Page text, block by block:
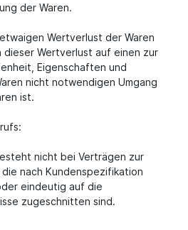
der Waren.
Wertverlust der Waren
dieser Wertverlust auf einen zur
Eigenschaften und
nicht notwendigen Umgang
ist.
nicht bei Verträgen zur
nach Kundenspezifikation
eindeutig auf die
zugeschnitten sind.